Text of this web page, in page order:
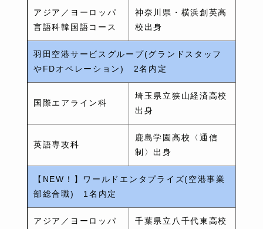
アジア／ヨーロッパ
言語科韓国語コース
神奈川県・横浜創英高
校出身
羽田空港サービスグループ(グランドスタッフ
やFDオペレーション) 2名内定
国際エアライン科
埼玉県立狭山経済高校
出身
英語専攻科
鹿島学園高校〈通信
制〉出身
【NEW！】ワールドエンタプライズ(空港事業
部総合職) 1名内定
アジア／ヨーロッパ
千葉県立八千代東高校